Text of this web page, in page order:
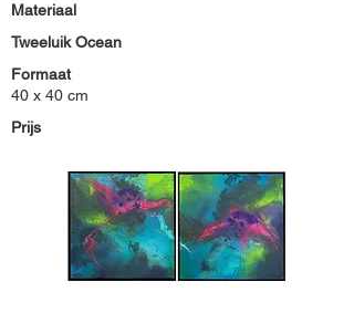
Materiaal
Tweeluik Ocean
Formaat
40 x 40 cm
Prijs